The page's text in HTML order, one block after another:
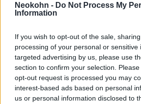
Neokohn - Do Not Process My
Information
If you wish to opt-out of the sale,
processing of your personal or sensitive
targeted advertising by us, please use
section to confirm your selection.
opt-out request is processed you may
interest-based ads based on personal
us or personal information disclosed to